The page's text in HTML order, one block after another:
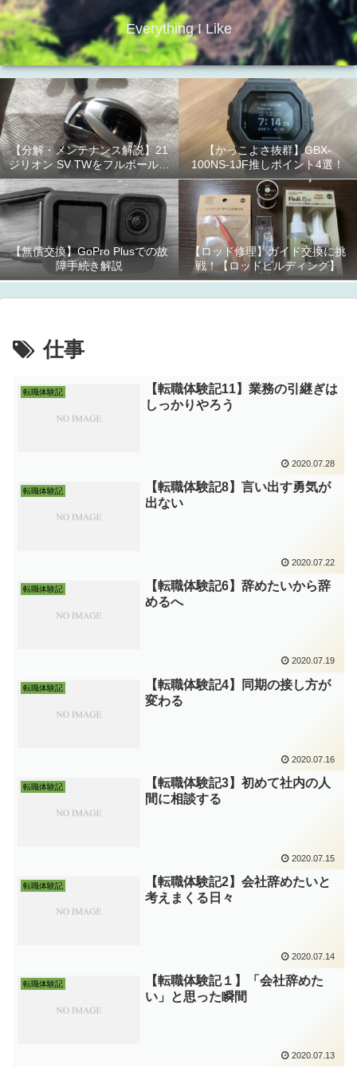
Everything I Like
【分解・メンテナンス解説】21
ジリオン SV TWをフルボールベ
アリング化！
【かっこよさ抜群】GBX-
100NS-1JF推しポイント4選！
【無償交換】GoPro Plusでの故
障手続き解説
【ロッド修理】ガイド交換に挑
戦！【ロッドビルディング】
仕事
転職体験記
【転職体験記11】業務の引継ぎは
しっかりやろう
2020.07.28
転職体験記
【転職体験記8】言い出す勇気が
出ない
2020.07.22
転職体験記
【転職体験記6】辞めたいから辞
めるへ
2020.07.19
転職体験記
【転職体験記4】同期の接し方が
変わる
2020.07.16
転職体験記
【転職体験記3】初めて社内の人
間に相談する
2020.07.15
転職体験記
【転職体験記2】会社辞めたいと
考えまくる日々
2020.07.14
転職体験記
【転職体験記１】「会社辞めた
い」と思った瞬間
2020.07.13